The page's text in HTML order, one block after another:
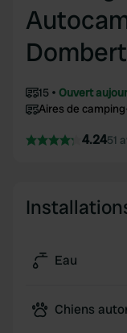
Dombert
15
Ouvert
Aires de
4.2451
Eau
Chiens